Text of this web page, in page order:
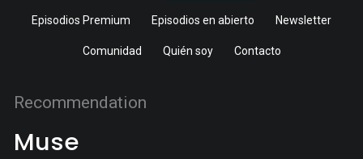
Episodios Premium Episodios en abierto Newsletter
Comunidad Quién soy Contacto
Recommendation
Muse